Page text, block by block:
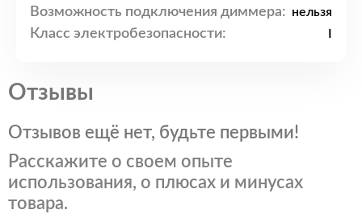
Возможность подключения диммера: нельзя
Класс электробезопасности:
Отзывы
Отзывов ещё нет, будьте первыми!
Расскажите о своем опыте
использования, о плюсах и минусах
товара.